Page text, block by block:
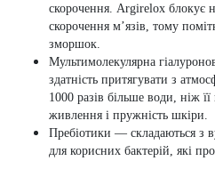
скорочення. Argirelox блокує
скорочення м’язів, тому
зморшок.
Мультимолекулярна
здатність притягувати з
1000 разів більше води, ніж
живлення і пружність шкіри.
Пребіотики — складаються з
для корисних бактерій, які